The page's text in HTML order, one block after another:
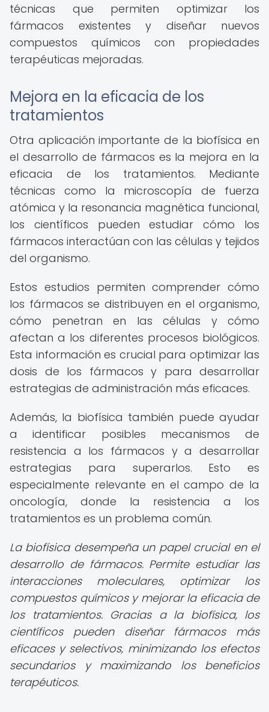
técnicas que permiten optimizar los
fármacos existentes y diseñar nuevos
compuestos químicos con propiedades
terapéuticas mejoradas.
Mejora en la eficacia de los
tratamientos
Otra aplicación importante de la biofísica en
el desarrollo de fármacos es la mejora en la
eficacia de los tratamientos. Mediante
técnicas como la microscopía de fuerza
atómica y la resonancia magnética funcional,
los científicos pueden estudiar cómo los
fármacos interactúan con las células y tejidos
del organismo.
Estos estudios permiten comprender cómo
los fármacos se distribuyen en el organismo,
cómo penetran en las células y cómo
afectan a los diferentes procesos biológicos.
Esta información es crucial para optimizar las
dosis de los fármacos y para desarrollar
estrategias de administración más eficaces.
Además, la biofísica también puede ayudar
a identificar posibles mecanismos de
resistencia a los fármacos y a desarrollar
estrategias para superarlos. Esto es
especialmente relevante en el campo de la
oncología, donde la resistencia a los
tratamientos es un problema común.
La biofísica desempeña un papel crucial en el
desarrollo de fármacos. Permite estudiar las
interacciones moleculares, optimizar los
compuestos químicos y mejorar la eficacia de
los tratamientos. Gracias a la biofísica, los
científicos pueden diseñar fármacos más
eficaces y selectivos, minimizando los efectos
secundarios y maximizando los beneficios
terapéuticos.